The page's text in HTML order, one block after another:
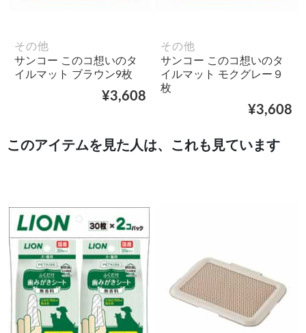
その他
サンコー このコ想いのタ
イルマット ブラウン9枚
¥3,608
その他
サンコー このコ想いのタ
イルマット モクグレー９
枚
¥3,608
このアイテムを見た人は、これも見ています